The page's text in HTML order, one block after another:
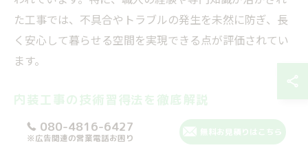
た工事では、不具合やトラブルの発生を未然に防ぎ、長
く安心して暮らせる空間を実現できる点が評価されてい
ます。
内装工事の技術習得法を徹底解説
習得方法 特徴 対象者
メリット
080-4816-6427
※広告関連の営業電話お困り
無料お見積りはこちら